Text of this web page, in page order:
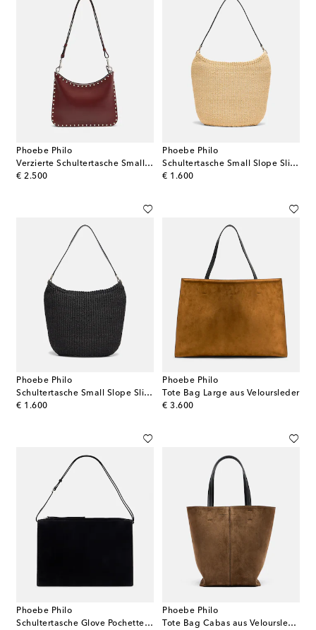
Phoebe Philo
Verzierte Schultertasche Small Stud Gig aus Leder
€ 2.500
original price
Phoebe Philo
Schultertasche Small Slope Sling
€ 1.600
original price
Phoebe Philo
Schultertasche Small Slope Sling
€ 1.600
original price
Phoebe Philo
Tote Bag Large aus Veloursleder
€ 3.600
original price
Phoebe Philo
Schultertasche Glove Pochette aus Veloursleder
Phoebe Philo
Tote Bag Cabas aus Veloursleder